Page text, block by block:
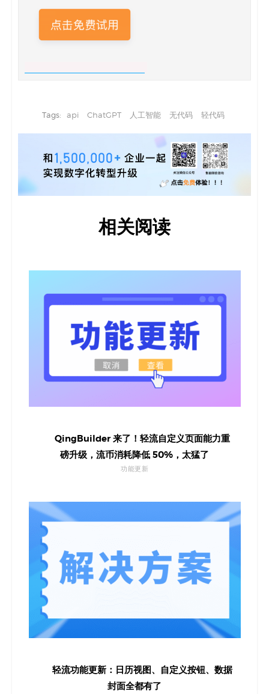
Tags: api ChatGPT 人工智能 无代码 轻代码
相关阅读
QingBuilder 来了！轻流自定义页面能力重
磅升级，流币消耗降低 50%，太猛了
功能更新
轻流功能更新：日历视图、自定义按钮、数据
封面全都有了